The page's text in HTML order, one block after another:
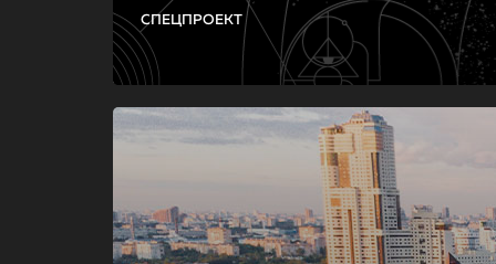
СПЕЦПРОЕКТ